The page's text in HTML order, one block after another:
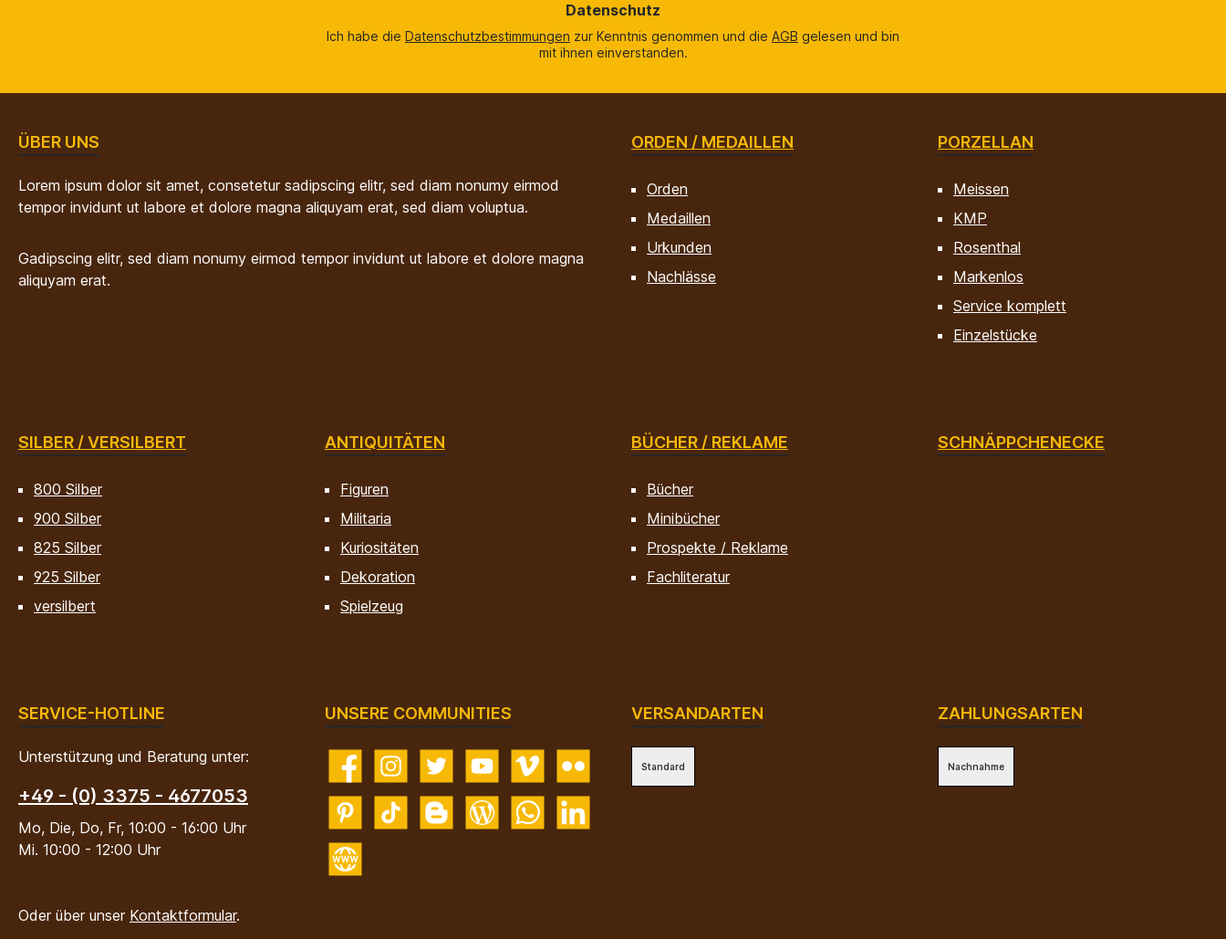
Datenschutz
Ich habe die Datenschutzbestimmungen zur Kenntnis genommen und die AGB gelesen und bin
mit ihnen einverstanden.
ÜBER UNS
Lorem ipsum dolor sit amet, consetetur sadipscing elitr, sed diam nonumy eirmod
tempor invidunt ut labore et dolore magna aliquyam erat, sed diam voluptua.
Gadipscing elitr, sed diam nonumy eirmod tempor invidunt ut labore et dolore magna
aliquyam erat.
ORDEN / MEDAILLEN
Orden
Medaillen
Urkunden
Nachlässe
PORZELLAN
Meissen
KMP
Rosenthal
Markenlos
Service komplett
Einzelstücke
SILBER / VERSILBERT
800 Silber
900 Silber
825 Silber
925 Silber
versilbert
ANTIQUITÄTEN
Figuren
Militaria
Kuriositäten
Dekoration
Spielzeug
BÜCHER / REKLAME
Bücher
Minibücher
Prospekte / Reklame
Fachliteratur
SCHNÄPPCHENECKE
SERVICE-HOTLINE
Unterstützung und Beratung unter:
+49 - (0) 3375 - 4677053
Mo, Die, Do, Fr, 10:00 - 16:00 Uhr
Mi. 10:00 - 12:00 Uhr
Oder über unser Kontaktformular.
UNSERE COMMUNITIES
FacebookInstagramTwitter YouTube Vimeo Flickr
PinterestTikTok Blogger Blog WhatsAppLinkedIn
Website
VERSANDARTEN
Standard
ZAHLUNGSARTEN
Nachnahme